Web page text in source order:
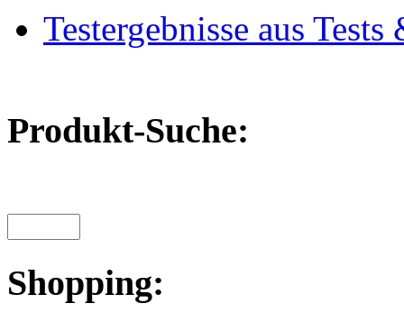
Testergebnisse aus
Produkt-Suche:
Shopping: